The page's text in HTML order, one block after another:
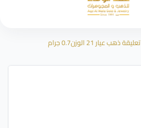
تعليقة ذهب عيار 21 الوزن0.7 جرام